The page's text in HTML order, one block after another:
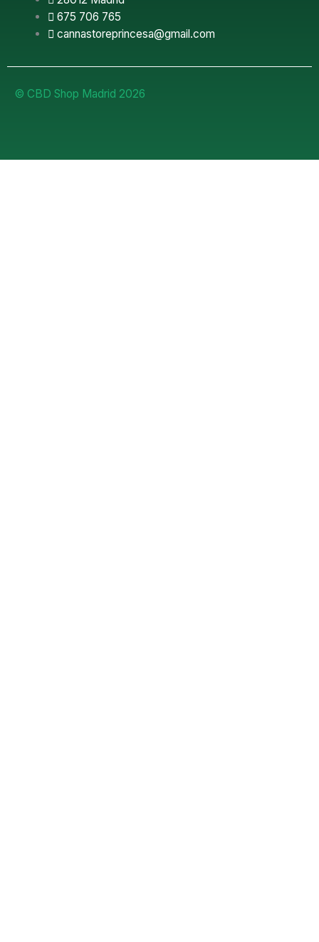
675 706 765
cannastoreprincesa@gmail.com
© CBD Shop Madrid 2026